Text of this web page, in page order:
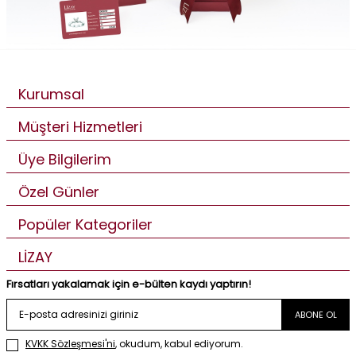
Kurumsal
Müşteri Hizmetleri
Üye Bilgilerim
Özel Günler
Popüler Kategoriler
LİZAY
Fırsatları yakalamak için e-bülten kaydı yaptırın!
ABONE OL
KVKK Sözleşmesi'ni, okudum, kabul ediyorum.